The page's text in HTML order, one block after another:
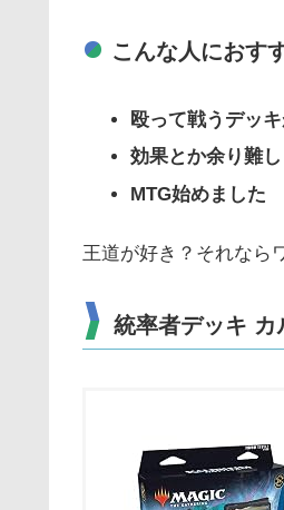
こんな人におす
殴って戦うデッ
効果とか余り難
MTG始めました
王道が好き？それなら
統率者デッキ